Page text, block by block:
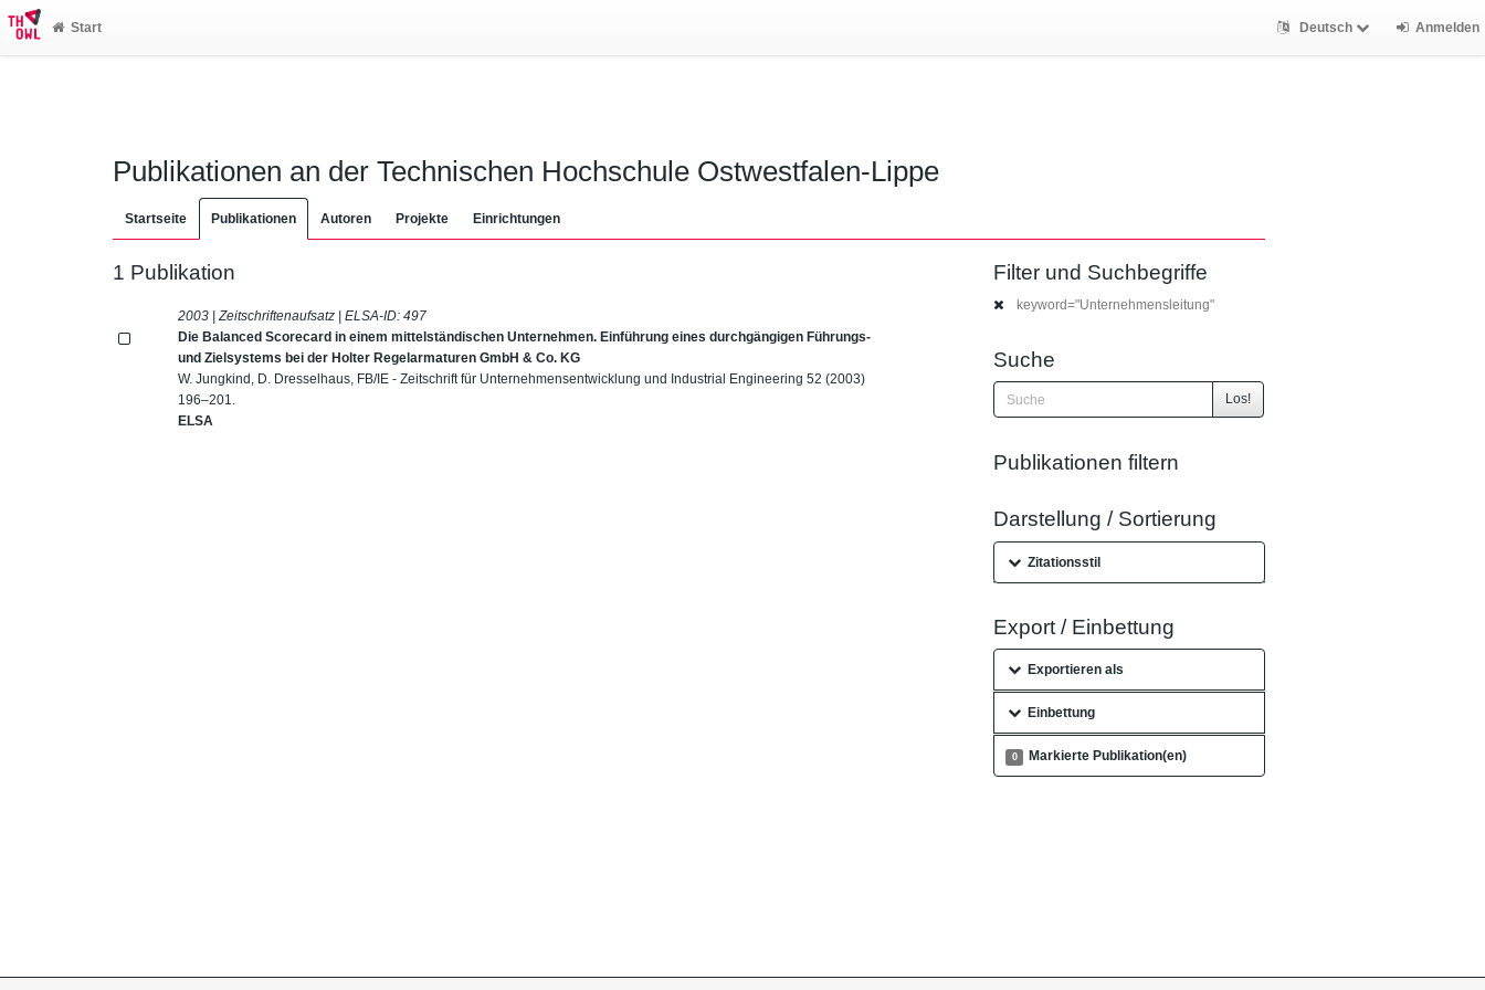
Start Deutsch Anmelden
Publikationen an der Technischen Hochschule Ostwestfalen-Lippe
Startseite Publikationen Autoren Projekte Einrichtungen
1 Publikation
2003 | Zeitschriftenaufsatz | ELSA-ID:497
Die Balanced Scorecard in einem mittelständischen Unternehmen. Einführung eines durchgängigen Führungs-
und Zielsystems bei der Holter Regelarmaturen GmbH & Co. KG
W. Jungkind, D. Dresselhaus, FB/IE - Zeitschrift für Unternehmensentwicklung und Industrial Engineering 52 (2003)
196–201.
ELSA
Filter und Suchbegriffe
keyword="Unternehmensleitung"
Suche
Los!
Publikationen filtern
Darstellung / Sortierung
Zitationsstil
Export / Einbettung
Exportieren als
Einbettung
0 Markierte Publikation(en)